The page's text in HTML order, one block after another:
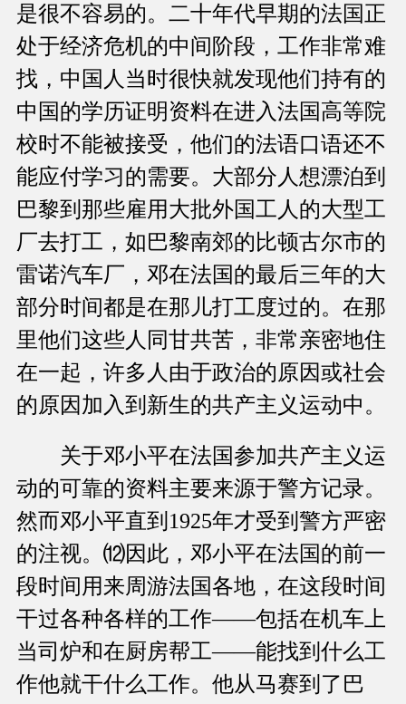
是很不容易的。二十年代早期的法国正
处于经济危机的中间阶段，工作非常难
找，中国人当时很快就发现他们持有的
中国的学历证明资料在进入法国高等院
校时不能被接受，他们的法语口语还不
能应付学习的需要。大部分人想漂泊到
巴黎到那些雇用大批外国工人的大型工
厂去打工，如巴黎南郊的比顿古尔市的
雷诺汽车厂，邓在法国的最后三年的大
部分时间都是在那儿打工度过的。在那
里他们这些人同甘共苦，非常亲密地住
在一起，许多人由于政治的原因或社会
的原因加入到新生的共产主义运动中。
关于邓小平在法国参加共产主义运
动的可靠的资料主要来源于警方记录。
然而邓小平直到1925年才受到警方严密
的注视。⑿因此，邓小平在法国的前一
段时间用来周游法国各地，在这段时间
干过各种各样的工作——包括在机车上
当司炉和在厨房帮工——能找到什么工
作他就干什么工作。他从马赛到了巴